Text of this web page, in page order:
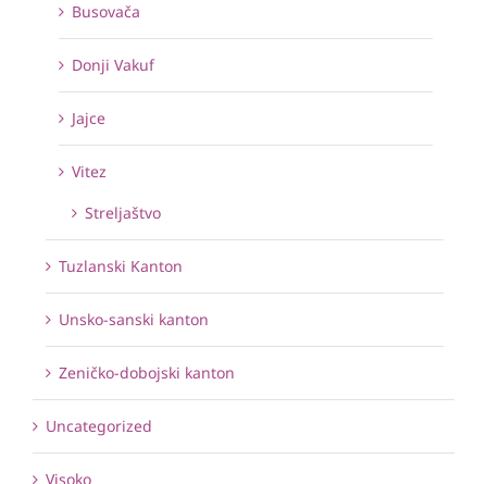
Busovača
Donji Vakuf
Jajce
Vitez
Streljaštvo
Tuzlanski Kanton
Unsko-sanski kanton
Zeničko-dobojski kanton
Uncategorized
Visoko